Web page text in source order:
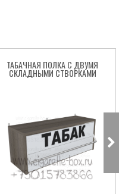
ТАБАЧНАЯ ПОЛКА С ДВУМЯ
СКЛАДНЫМИ СТВОРКАМИ